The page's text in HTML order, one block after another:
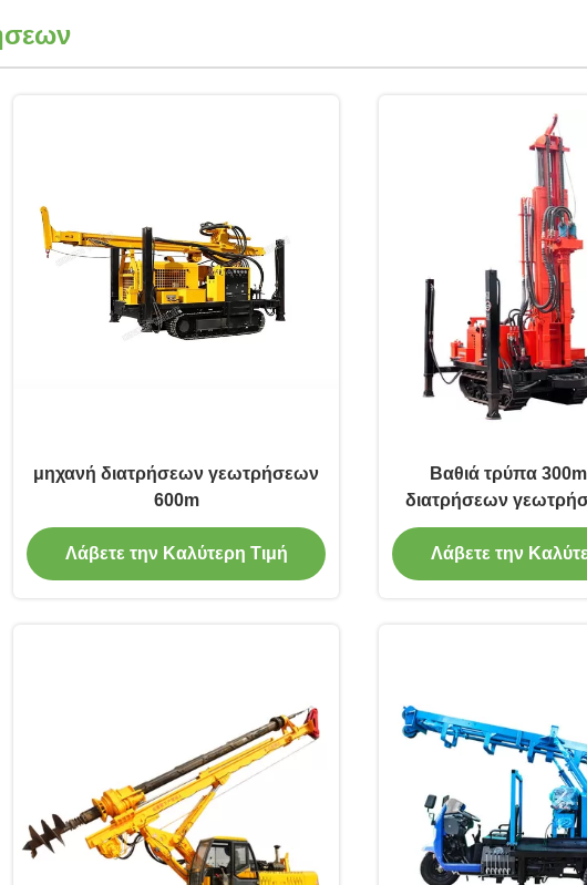
μηχανή διατρήσεων γεωτρήσεων
600m
Λάβετε την Καλύτερη Τιμή
Βαθιά τρύπα
διατρήσεων
βράχου
Λάβετε την